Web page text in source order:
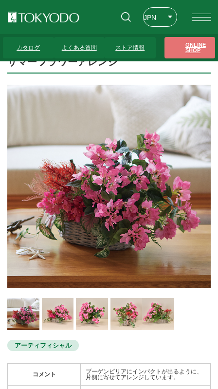
JPN
カタログ よくある質問 ストア情報
ONLINE
SHOP
サマーフラワーアレンジ
サマーフラワーアレンジ
アーティフィシャル
コメント
ブーゲンビリアにインパクトが出るように、
片側に寄せてアレンジしています。